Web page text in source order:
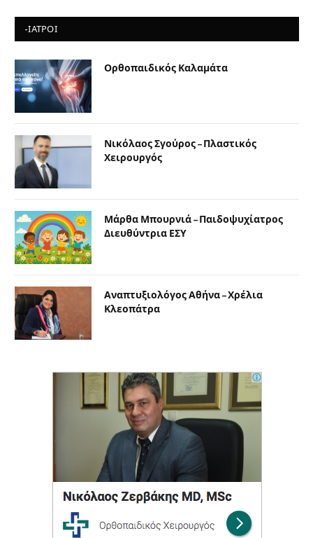
-ΙΑΤΡΟΙ
Ορθοπαιδικός Καλαμάτα
Νικόλαος Σγούρος – Πλαστικός
Χειρουργός
Μάρθα Μπουρνιά – Παιδοψυχίατρος
Διευθύντρια ΕΣΥ
Αναπτυξιολόγος Αθήνα – Χρέλια
Κλεοπάτρα